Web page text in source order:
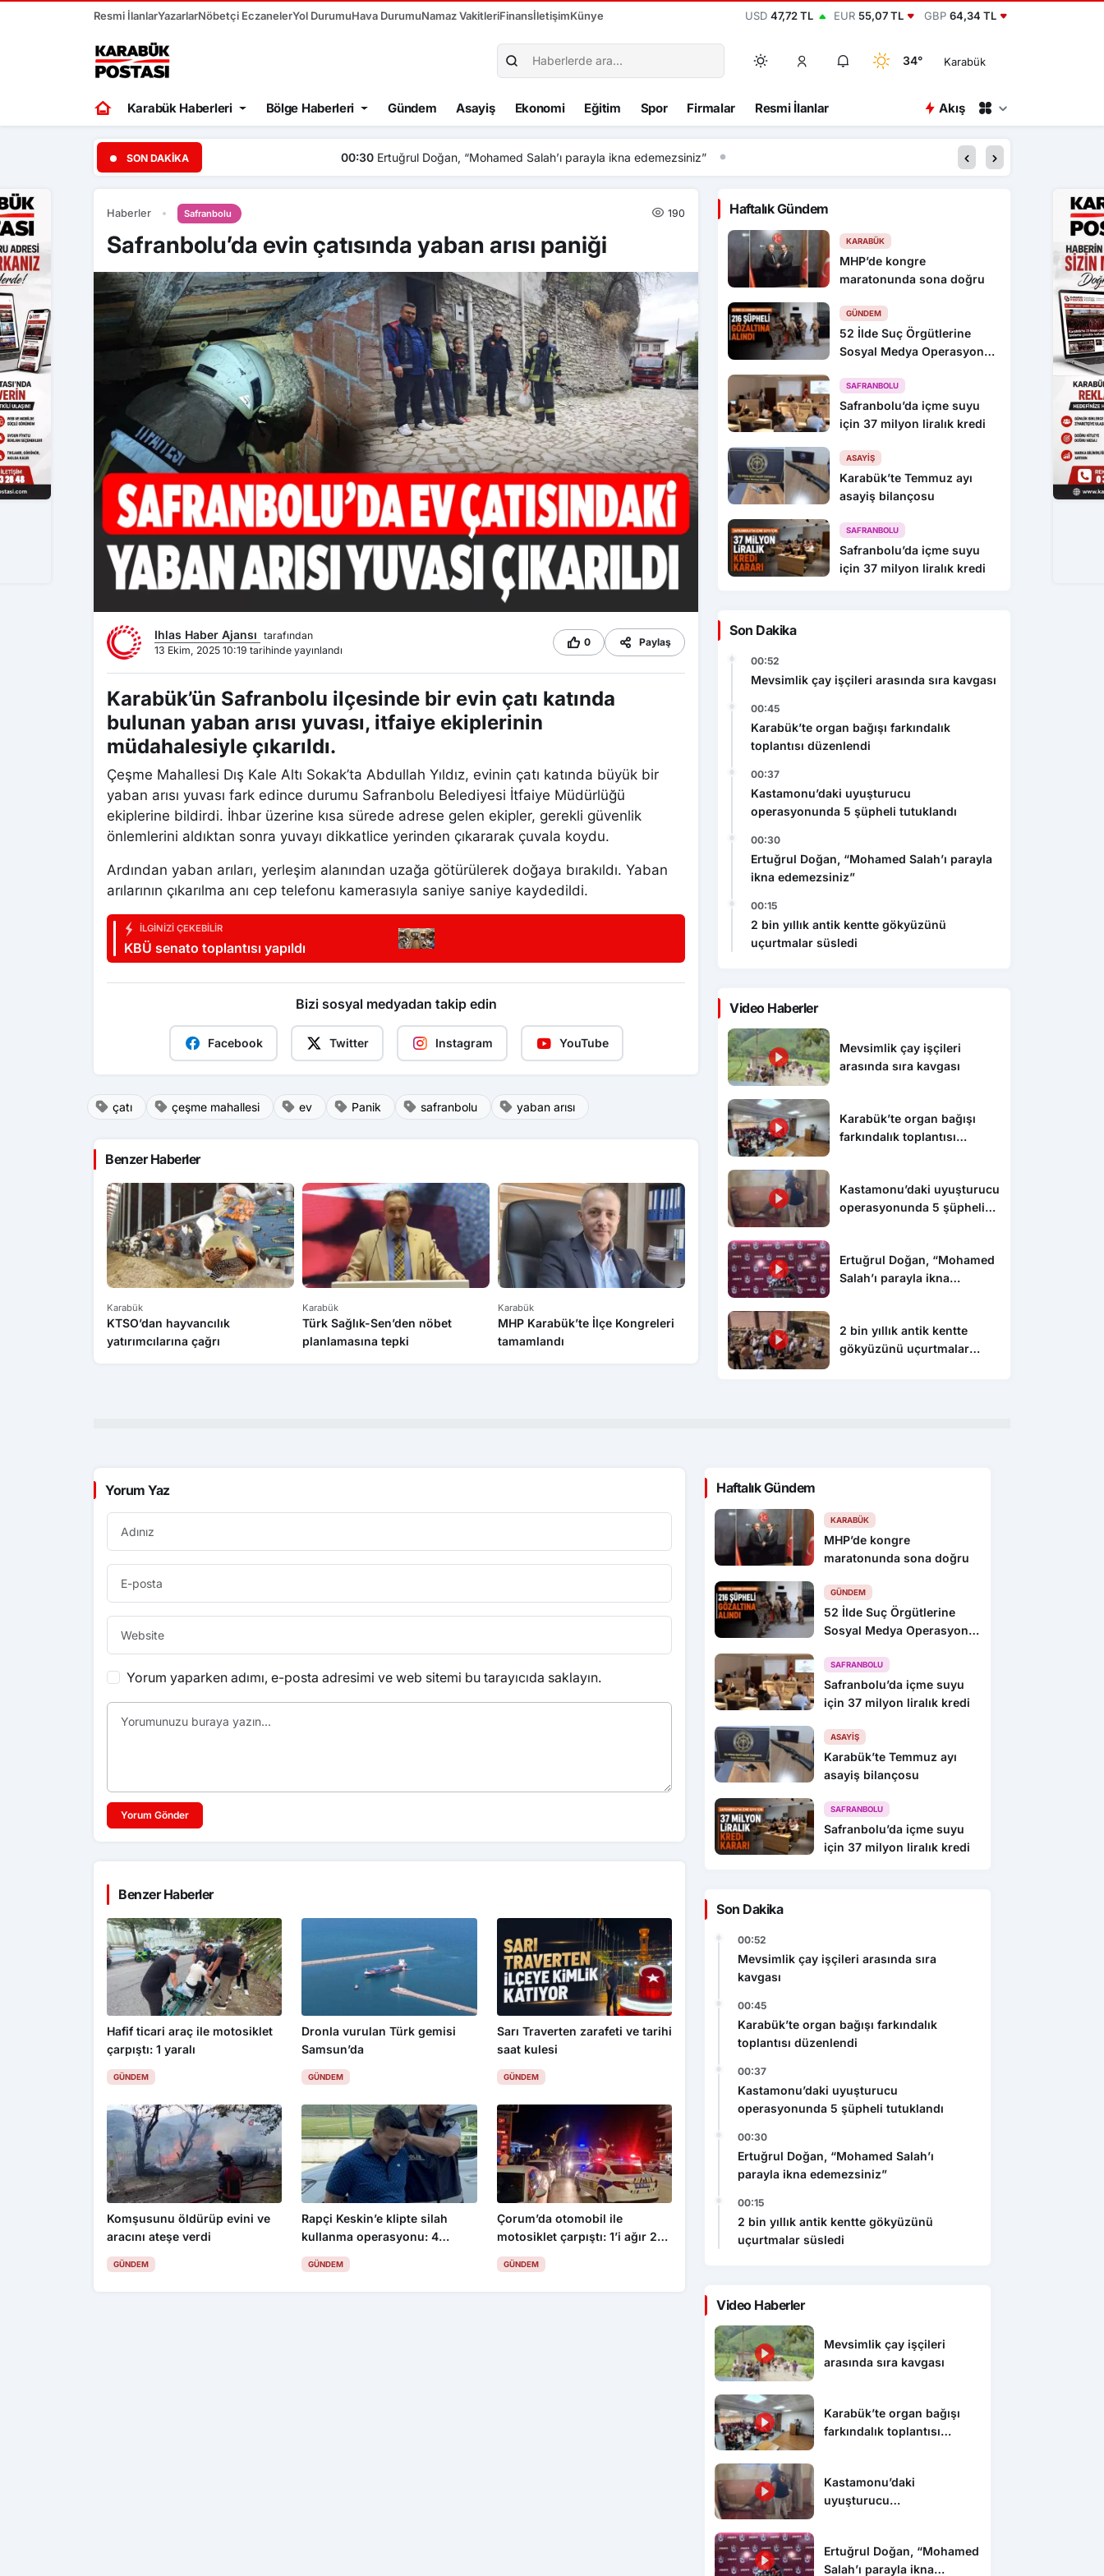
Resmi İlanlarYazarlarNöbetçi EczanelerYol DurumuHava DurumuNamaz VakitleriFinansİletişimKünye USD 47,72 TL EUR 55,07 TL GBP 64,34 TL
34° Karabük
Karabük Haberleri Bölge Haberleri Gündem Asayiş Ekonomi Eğitim Spor Firmalar Resmi İlanlar Akış
SON DAKIKA Ertuğrul Doğan, “Mohamed Salah’ı parayla ikna edemezsiniz” 00:15 2 bin yıllık antik
Haberler Safranbolu 190
Safranbolu’da evin çatısında yaban arısı paniği
Ihlas Haber Ajansı tarafından
13 Ekim, 2025 10:19 tarihinde yayınlandı
0 Paylaş
Karabük’ün Safranbolu ilçesinde bir evin çatı katında
bulunan yaban arısı yuvası, itfaiye ekiplerinin
müdahalesiyle çıkarıldı.
Çeşme Mahallesi Dış Kale Altı Sokak’ta Abdullah Yıldız, evinin çatı katında büyük bir
yaban arısı yuvası fark edince durumu Safranbolu Belediyesi İtfaiye Müdürlüğü
ekiplerine bildirdi. İhbar üzerine kısa sürede adrese gelen ekipler, gerekli güvenlik
önlemlerini aldıktan sonra yuvayı dikkatlice yerinden çıkararak çuvala koydu.
Ardından yaban arıları, yerleşim alanından uzağa götürülerek doğaya bırakıldı. Yaban
arılarının çıkarılma anı cep telefonu kamerasıyla saniye saniye kaydedildi.
İLGINIZI ÇEKEBILIR
KBÜ senato toplantısı yapıldı
Bizi sosyal medyadan takip edin
Facebook Twitter Instagram YouTube
çatı çeşme mahallesi ev Panik safranbolu yaban arısı
Benzer Haberler
Karabük
KTSO’dan hayvancılık
yatırımcılarına çağrı
Karabük
Türk Sağlık-Sen’den nöbet
planlamasına tepki
Karabük
MHP Karabük’te İlçe Kongreleri
tamamlandı
Sanayi sitesinde denetim ve
bilgilendirme çalışması
MSB’den ‘Terörsüz Türkiye’
açıklaması!
Haftalık Gündem
KARABÜK
MHP’de kongre
maratonunda sona doğru
GÜNDEM
52 İlde Suç Örgütlerine
Sosyal Medya Operasyonu:
SAFRANBOLU
Safranbolu’da içme suyu
için 37 milyon liralık kredi
ASAYIŞ
Karabük’te Temmuz ayı
asayiş bilançosu
SAFRANBOLU
Safranbolu’da içme suyu
için 37 milyon liralık kredi
Son Dakika
00:52
Mevsimlik çay işçileri arasında sıra kavgası
00:45
Karabük’te organ bağışı farkındalık
toplantısı düzenlendi
00:37
Kastamonu’daki uyuşturucu
operasyonunda 5 şüpheli tutuklandı
00:30
Ertuğrul Doğan, “Mohamed Salah’ı parayla
ikna edemezsiniz”
00:15
2 bin yıllık antik kentte gökyüzünü
uçurtmalar süsledi
Video Haberler
Mevsimlik çay işçileri
arasında sıra kavgası
Karabük’te organ bağışı
farkındalık toplantısı
Kastamonu’daki uyuşturucu
operasyonunda 5 şüpheli
Ertuğrul Doğan, “Mohamed
Salah’ı parayla ikna
2 bin yıllık antik kentte
gökyüzünü uçurtmalar
Yorum Yaz
Yorum yaparken adımı, e-posta adresimi ve web sitemi bu tarayıcıda saklayın.
Yorum Gönder
Benzer Haberler
Hafif ticari araç ile motosiklet
çarpıştı: 1 yaralı
GÜNDEM
Dronla vurulan Türk gemisi
Samsun’da
GÜNDEM
Sarı Traverten zarafeti ve tarihi
saat kulesi
GÜNDEM
Komşusunu öldürüp evini ve
aracını ateşe verdi
GÜNDEM
Rapçi Keskin’e klipte silah
kullanma operasyonu: 4
gözaltı
GÜNDEM
Çorum’da otomobil ile
motosiklet çarpıştı: 1’i ağır 2
yaralı
GÜNDEM
Haftalık Gündem
KARABÜK
MHP’de kongre
maratonunda sona doğru
GÜNDEM
52 İlde Suç Örgütlerine
Sosyal Medya Operasyonu:
SAFRANBOLU
Safranbolu’da içme suyu
için 37 milyon liralık kredi
ASAYIŞ
Karabük’te Temmuz ayı
asayiş bilançosu
SAFRANBOLU
Safranbolu’da içme suyu
için 37 milyon liralık kredi
Son Dakika
00:52
Mevsimlik çay işçileri arasında sıra
kavgası
00:45
Karabük’te organ bağışı farkındalık
toplantısı düzenlendi
00:37
Kastamonu’daki uyuşturucu
operasyonunda 5 şüpheli tutuklandı
00:30
Ertuğrul Doğan, “Mohamed Salah’ı
parayla ikna edemezsiniz”
00:15
2 bin yıllık antik kentte gökyüzünü
uçurtmalar süsledi
Video Haberler
Mevsimlik çay işçileri
arasında sıra kavgası
Karabük’te organ bağışı
farkındalık toplantısı
Kastamonu’daki
uyuşturucu
Ertuğrul Doğan, “Mohamed
Salah’ı parayla ikna